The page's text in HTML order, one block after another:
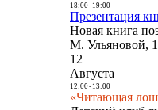
18:00- 19:00
Презентация
Новая книга
М. Ульяновой,
12
Августа
12:00- 13:00
«Читающая